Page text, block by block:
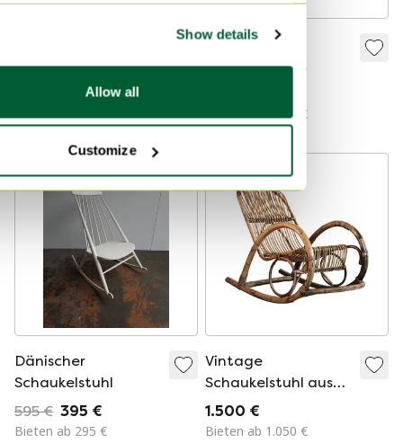
Show details
Allow all
Customize
Nonna
Schaukelstuhl
Art Deco neu
gepolsterter
Bieten ab 2.695 €
-34%
Dänischer
Schaukelstuhl
595 € 395 €
Bieten ab 295 €
Vintage
Schaukelstuhl aus
Bambus
1.500 €
Bieten ab 1.050 €